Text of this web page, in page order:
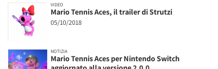
VIDEO
Mario Tennis Aces, il trailer di Strutzi
05/10/2018
NOTIZIA
Mario Tennis Aces per Nintendo Switch